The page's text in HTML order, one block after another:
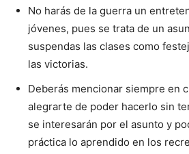
No harás de la guerra un
jóvenes, pues se trata de un
suspendas las clases como
las victorias.
Deberás mencionar siempre en
alegrarte de poder hacerlo sin
se interesarán por el asunto y
práctica lo aprendido en los